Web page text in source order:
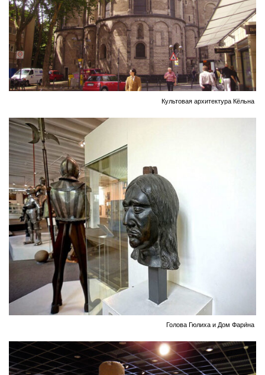
Культовая архитектура Кёльна
Голова Гюлиха и Дом Фари́на